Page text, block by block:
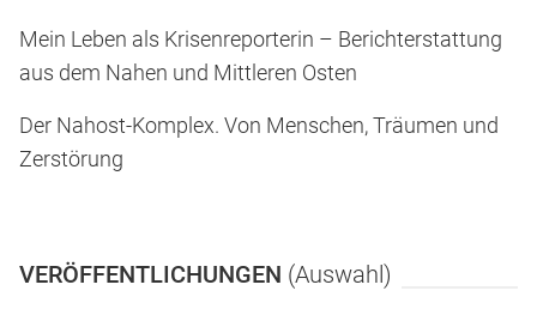
Mein Leben als Krisenreporterin – Berichterstattung
aus dem Nahen und Mittleren Osten
Der Nahost-Komplex. Von Menschen, Träumen und
Zerstörung
VERÖFFENTLICHUNGEN (Auswahl)